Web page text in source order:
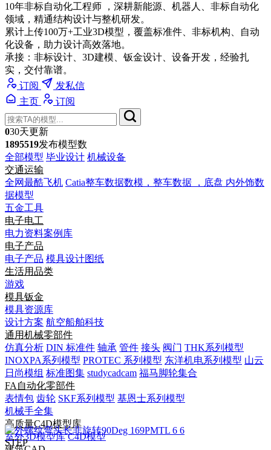
10年非标自动化工程师 ，深耕新能源、机器人、非标自动化
领域，精通结构设计与整机研发。
累计上传100万+工业3D模型，覆盖标准件、非标机构、自动
化设备，助力设计高效落地。
承接：非标设计、3D建模、钣金设计、设备开发，经验扎
实，交付靠谱。
订阅
发私信
主页
订阅
030天更新
1895519发布模型数
全部模型 毕业设计 机械设备
交通运输
全网最酷飞机 Catia整车数据数模，整车数据 ，底盘 内外饰数
据模型
五金工具
电子电工
电力资料案例库
电子产品
电子产品 模具设计图纸
生活用品类
游戏
模具钣金
模具资源库
设计方案 航空船舶科技
通用机械零部件
仿真分析 DIN 标准件 轴承 管件 接头 阀门 THK系列模型
INOXPA系列模型 PROTEC 系列模型 东洋机电系列模型 山云
日尚模组 标准图集 studycadcam 福马脚轮集合
FA自动化零部件
表情包 齿轮 SKF系列模型 基恩士系列模型
机械手全集
高质量C4D模型库
室外3D模型库 C4D模型
STEP